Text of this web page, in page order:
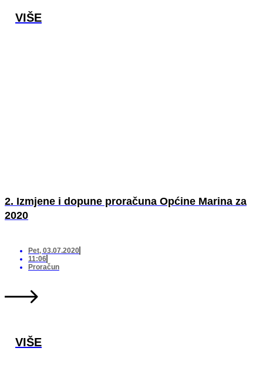
VIŠE
2. Izmjene i dopune proračuna Općine Marina za
2020
Pet, 03.07.2020
11:06
Proračun
VIŠE